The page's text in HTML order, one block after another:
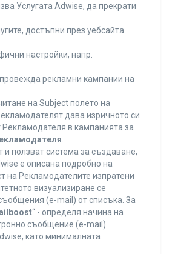
Услугата Adwise, да прекрати
достъпни през уебсайта
настройки, напр.
провежда рекламни кампании на
на Subject полето на
дава изричното си
в кампанията за
ползват система за създаване,
е описана подробно на
на Рекламодателите изпратени
визуализиране се
(e-mail) от списъка. За
“ - определя начина на
съобщение (e-mail).
като минималната